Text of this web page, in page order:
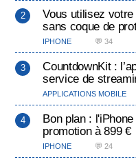
Vous utilisez
sans coque de
IPHONE 💬 34
CountdownKit :
service de
APPLICATIONS MOBILE
Bon plan :
promotion à 899 €
IPHONE 💬 24